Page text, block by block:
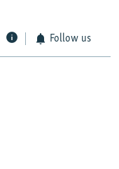
Follow us